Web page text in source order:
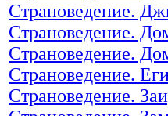
Страноведение.
Страноведение.
Страноведение.
Страноведение.
Страноведение.